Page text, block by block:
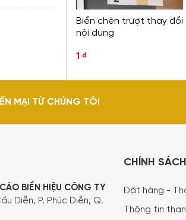
Biển chèn trượt thay đổi
nội dung
1 ₫
MẠI TỪ CHÚNG TÔI
BIỂN HIỆU CÔNG TY
Diễn, P. Phúc Diễn, Q.
CHÍNH
Đặt hàng -
Thông tin